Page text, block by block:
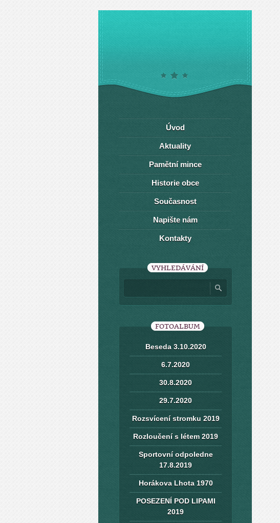
Úvod
Aktuality
Pamětní mince
Historie obce
Současnost
Napište nám
Kontakty
VYHLEDÁVÁNÍ
FOTOALBUM
Beseda 3.10.2020
6.7.2020
30.8.2020
29.7.2020
Rozsvícení stromku 2019
Rozloučení s létem 2019
Sportovní odpoledne
17.8.2019
Horákova Lhota 1970
POSEZENÍ POD LIPAMI
2019